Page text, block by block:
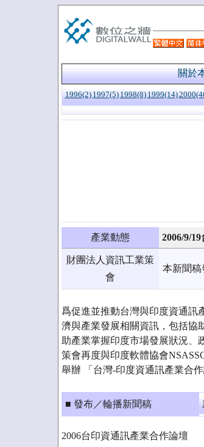
關於
1996(2) 1997(5) 1998(8) 1999(14)
產業動態 2006/9/
財團法人資訊工業策
會
本新聞稿
爲促進並推動台灣與印度資通訊
濟與產業發展相關資訊，包括協
助產業掌握印度市場發展狀況、
策會再度與印度軟體協會
舉辦 「台灣-印度資通訊產業合作
■ 發布／輪播新聞稿
2006台印資通訊產業合作論壇